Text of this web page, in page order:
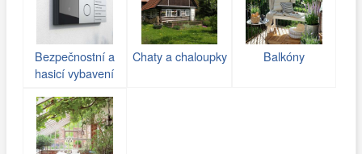
Bezpečnostní a
hasicí vybavení
Chaty a chaloupky Balkóny